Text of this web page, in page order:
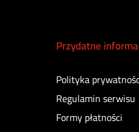
Przydatne
Polityka
Regulamin serwisu
Formy płatności